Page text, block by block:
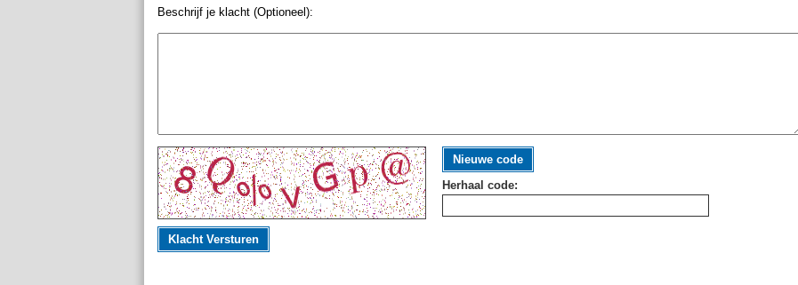
Beschrijf je klacht (Optioneel):
Nieuwe code
Herhaal code:
Klacht Versturen